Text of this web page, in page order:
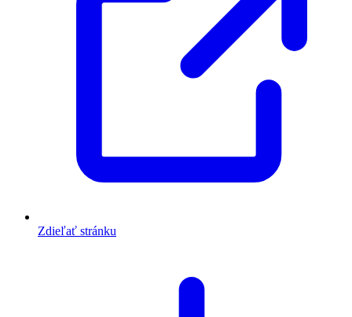
Zdieľať stránku